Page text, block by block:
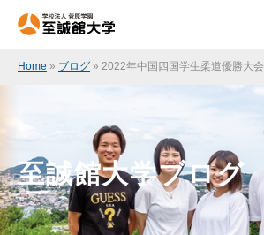
Home » ブログ » 2022年中国四国学生柔道優勝大会
至誠館大学ブログ